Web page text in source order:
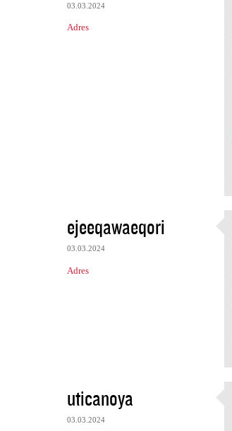
03.03.2024
Adres
ejeeqawaeqori
03.03.2024
Adres
uticanoya
03.03.2024